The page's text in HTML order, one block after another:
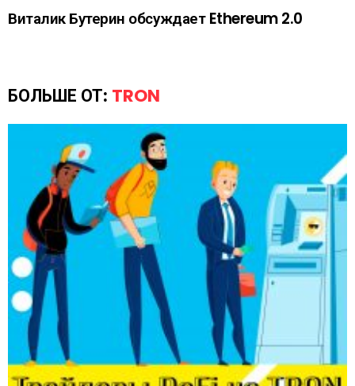
Виталик Бутерин обсуждает Ethereum 2.0
БОЛЬШЕ ОТ: TRON